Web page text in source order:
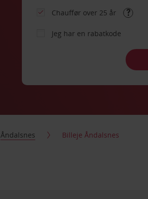
Chauffør over 25 år
Jeg har en rabatkode
Åndalsnes Billeje Åndalsnes